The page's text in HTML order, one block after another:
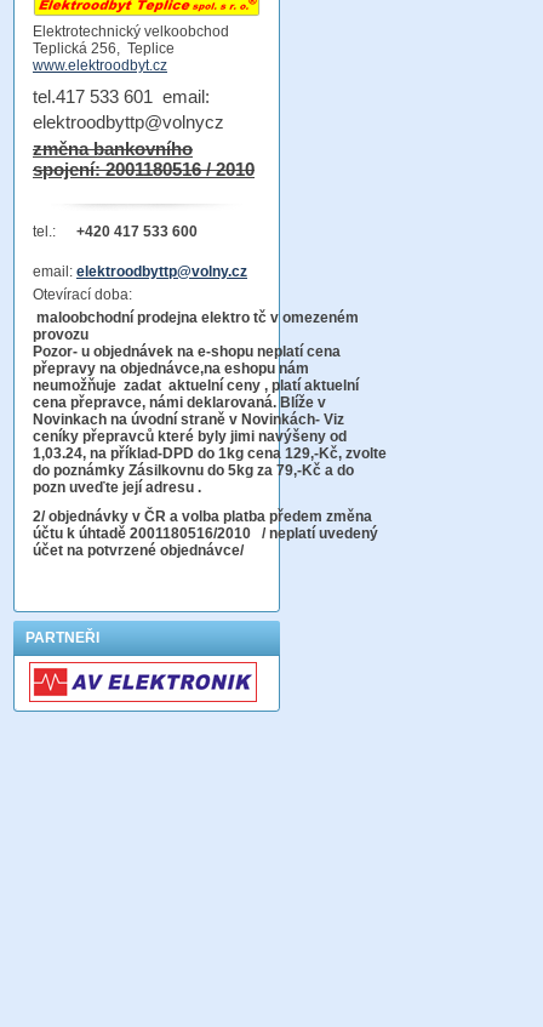
Elektrotechnický velkoobchod
Teplická 256, Teplice
www.elektroodbyt.cz
tel.417 533 601 email:
elektroodbyttp@volnycz
změna bankovního
spojení: 2001180516 / 2010
tel.: +420 417 533 600
email: elektroodbyttp@volny.cz
Otevírací doba:
maloobchodní prodejna elektro tč v omezeném
provozu
Pozor- u objednávek na e-shopu neplatí cena
přepravy na objednávce,na eshopu nám
neumožňuje zadat aktuelní ceny , platí aktuelní
cena přepravce, námi deklarovaná. Blíže v
Novinkach na úvodní straně v Novinkách- Viz
ceníky přepravců které byly jimi navýšeny od
1,03.24, na příklad-DPD do 1kg cena 129,-Kč, zvolte
do poznámky Zásilkovnu do 5kg za 79,-Kč a do
pozn uveďte její adresu .
2/ objednávky v ČR a volba platba předem změna
účtu k úhtadě 2001180516/2010 / neplatí uvedený
účet na potvrzené objednávce/
PARTNEŘI